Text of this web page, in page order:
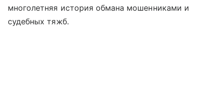
многолетняя история обмана мошенниками и
судебных тяжб.